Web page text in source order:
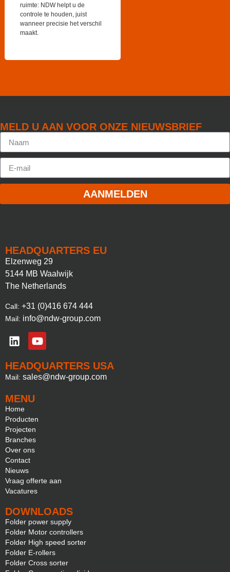
ruimte: NDW helpt u de
controle te houden, juist
wanneer precisie het verschil
maakt.
MELD U AAN VOOR ONZE NIEUWSBRIEF
AANMELDEN
HEADQUARTERS EU
Elzenweg 29
5144 MB Waalwijk
The Netherlands
Call: +31 (0)416 674 444
Mail: info@ndw-group.com
HEADQUARTERS USA
Mail: sales@ndw-group.com
MENU
Home
Producten
Projecten
Branches
Over ons
Contact
Nieuws
Vraag offerte aan
Vacatures
DOWNLOADS
Folder power supply
Folder Motor controllers
Folder High speed sorter
Folder E-rollers
Folder Cross sorter